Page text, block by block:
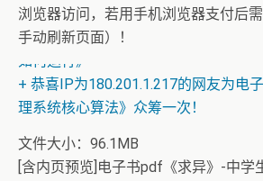
浏览器访问，若用手机浏览器支付后
手动刷新页面）！
+ 【真·核心技术】搜片神器+下载+在
+ 恒星世界在暴力中诞生，也在暴力中
如何运行》
+ 恭喜IP为180.201.1.217的网友为电
理系统核心算法》众筹一次！
文件大小：96.1MB
[含内页预览]电子书pdf《求异》-中学